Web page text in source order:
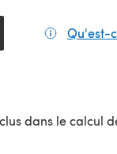
Qu'est-
dans le calcul
onglet)